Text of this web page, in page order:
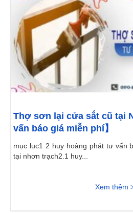
Thợ sơn lại cửa sắt cũ tại
vấn báo giá miễn phí】
mục lục1 2 huy hoàng phát tư vấn
tại nhơn trạch2.1 huy...
Xem thêm